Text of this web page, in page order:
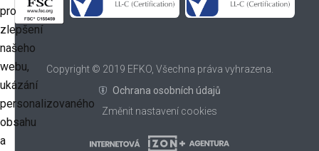
Copyright © 2019 EFKO, Všechna práva vyhrazena.
Ochrana osobních údajů
Změnit nastavení cookies
pro
zlepšení
našeho
webu,
ukázání
personalizovaného
obsahu
a